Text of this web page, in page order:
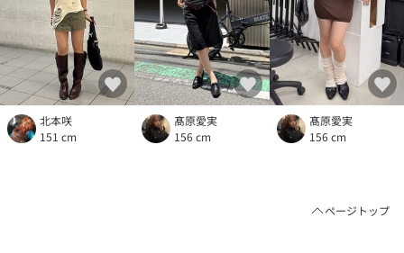
北本咲
151 cm
髙原愛実
156 cm
髙原愛実
156 cm
ページトップ